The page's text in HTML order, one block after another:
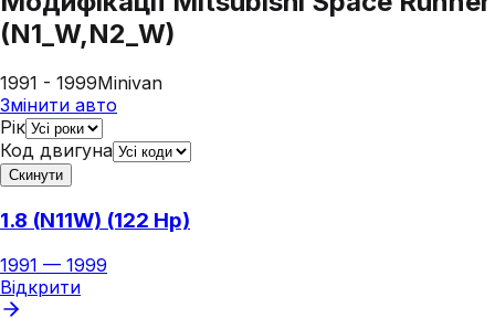
(N1_W,N2_W)
1991 - 1999Minivan
Змінити авто
Рік
Код двигуна
Скинути
1.8 (N11W) (122 Hp)
1991 — 1999
Відкрити